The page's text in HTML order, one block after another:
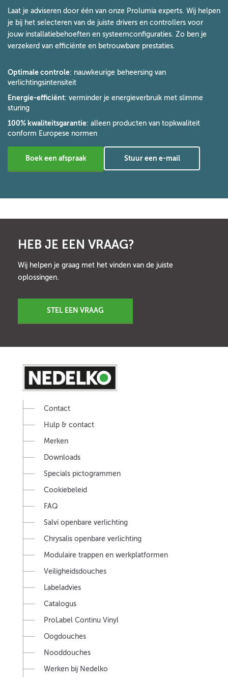
Laat je adviseren door één van onze Prolumia experts. Wij helpen
je bij het selecteren van de juiste drivers en controllers voor
jouw installatiebehoeften en systeemconfiguraties. Zo ben je
verzekerd van efficiënte en betrouwbare prestaties.
Optimale controle: nauwkeurige beheersing van
verlichtingsintensiteit
Energie-efficiënt: verminder je energieverbruik met slimme
sturing
100% kwaliteitsgarantie: alleen producten van topkwaliteit
conform Europese normen
Boek een afspraak Stuur een e-mail
HEB JE EEN VRAAG?
Wij helpen je graag met het vinden van de juiste
oplossingen.
STEL EEN VRAAG
Contact
Hulp & contact
Merken
Downloads
Specials pictogrammen
Cookiebeleid
FAQ
Salvi openbare verlichting
Chrysalis openbare verlichting
Modulaire trappen en werkplatformen
Veiligheidsdouches
Labeladvies
Catalogus
ProLabel Continu Vinyl
Oogdouches
Nooddouches
Werken bij Nedelko